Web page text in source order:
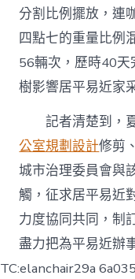
分割比例擺放，連
四點七的重量比例
56輛次，歷時40天
樹影響居平易近家
記者清楚到，
公室規劃設計修剪
城市治理委員會與
觸，征求居平易近
力度協同共同，制
盡力把為平易近辦
TC:elanchair29a